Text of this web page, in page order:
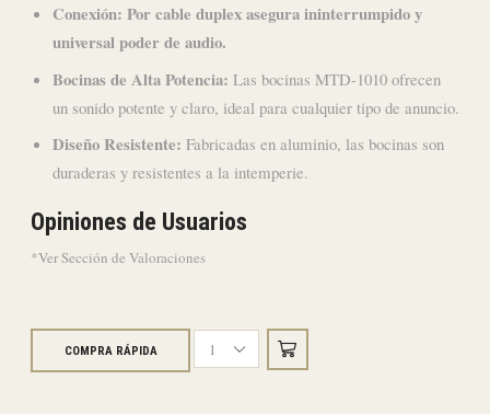
Conexión: Por cable duplex asegura ininterrumpido y
universal poder de audio.
Bocinas de Alta Potencia: Las bocinas MTD-1010 ofrecen
un sonido potente y claro, ideal para cualquier tipo de anuncio.
Diseño Resistente: Fabricadas en aluminio, las bocinas son
duraderas y resistentes a la intemperie.
Opiniones de Usuarios
*Ver Sección de Valoraciones
COMPRA RÁPIDA